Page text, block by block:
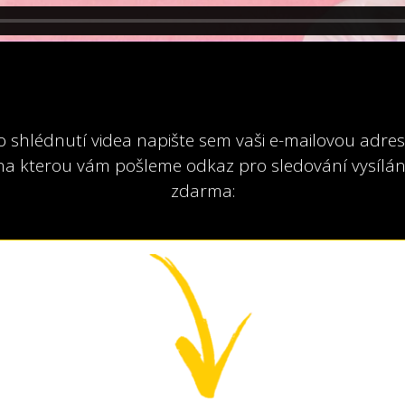
shlédnutí videa napište sem vaši e-mailovou
kterou vám pošleme odkaz pro sledování
zdarma: